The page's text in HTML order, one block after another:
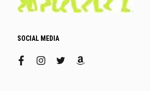
SOCIAL MEDIA
facebookinstagram
twitteramazon